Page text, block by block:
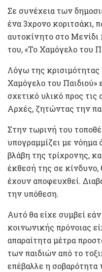
Σε συνέχεια των
ένα 3χρονο κοριτσάκι,
αυτοκίνητο στο Μενίδι
του, «Το Χαμόγελο του
Λόγω της
Χαμόγελο του Παιδιού»
σχετικό υλικό προς τις
Αρχές, ζητώντας την
Στην τωρινή του
υπογραμμίζει με νόημα
βλάβη της τρίχρονης,
έκθεσή της σε κίνδυνο,
έχουν αποφευχθεί.
την υπόθεση.
Αυτό θα είχε συμβεί εάν
κοινωνικής πρόνοιας
απαραίτητα μέτρα
των παιδιών από το
επέβαλλε η σοβαρότητα